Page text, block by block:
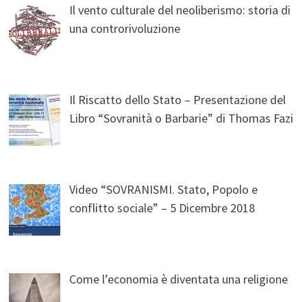
Il vento culturale del neoliberismo: storia di
una controrivoluzione
Il Riscatto dello Stato – Presentazione del
Libro “Sovranità o Barbarie” di Thomas Fazi
Video “SOVRANISMI. Stato, Popolo e
conflitto sociale” – 5 Dicembre 2018
Come l’economia è diventata una religione